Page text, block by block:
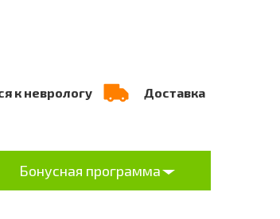
к неврологу Доставка
Бонусная программа